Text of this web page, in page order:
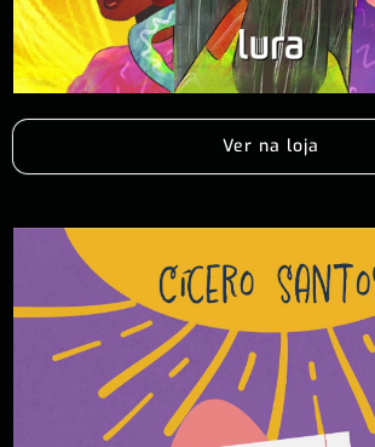
Ver na loja